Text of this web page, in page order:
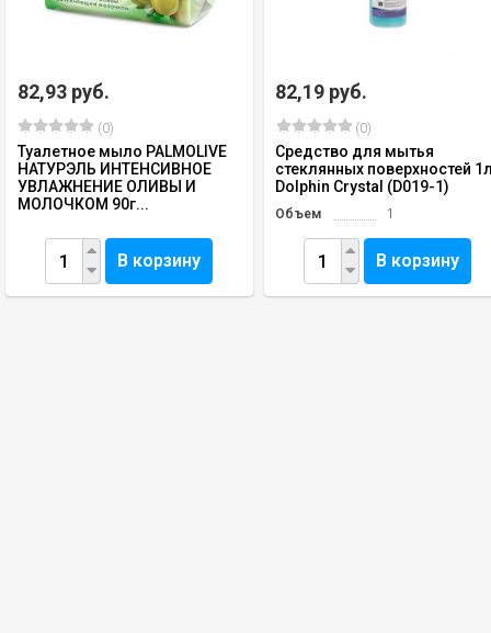
82,93 руб.
(0)
Туалетное мыло PALMOLIVE
НАТУРЭЛЬ ИНТЕНСИВНОЕ
УВЛАЖНЕНИЕ ОЛИВЫ И
МОЛОЧКОМ 90г...
В корзину
82,19 руб.
(0)
Средство для мытья
стеклянных поверхностей
Dolphin Crystal (D019-1)
Объем 1
В корзину